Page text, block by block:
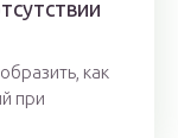
как
при